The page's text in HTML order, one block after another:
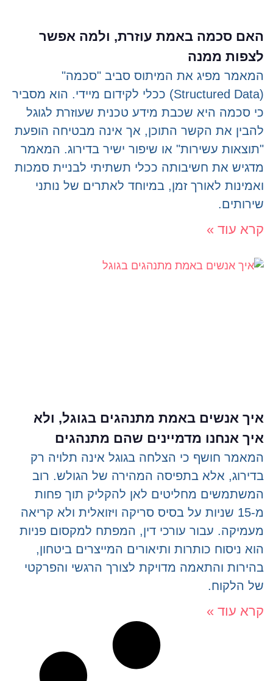
האם סכמה באמת עוזרת, ולמה אפשר
לצפות ממנה
המאמר מפיג את המיתוס סביב "סכמה"
(Structured Data) ככלי לקידום מיידי. הוא מסביר
כי סכמה היא שכבת מידע טכנית שעוזרת לגוגל
להבין את הקשר התוכן, אך אינה מבטיחה הופעת
"תוצאות עשירות" או שיפור ישיר בדירוג. המאמר
מדגיש את חשיבותה ככלי תשתיתי לבניית סמכות
ואמינות לאורך זמן, במיוחד לאתרים של נותני
שירותים.
קרא עוד »
איך אנשים באמת מתנהגים בגוגל, ולא
איך אנחנו מדמיינים שהם מתנהגים
המאמר חושף כי הצלחה בגוגל אינה תלויה רק
בדירוג, אלא בתפיסה המהירה של הגולש. רוב
המשתמשים מחליטים לאן להקליק תוך פחות
מ-15 שניות על בסיס סריקה ויזואלית ולא קריאה
מעמיקה. עבור עורכי דין, המפתח למקסום פניות
הוא ניסוח כותרות ותיאורים המייצרים ביטחון,
בהירות והתאמה מדויקת לצורך הרגשי והפרקטי
של הלקוח.
קרא עוד »